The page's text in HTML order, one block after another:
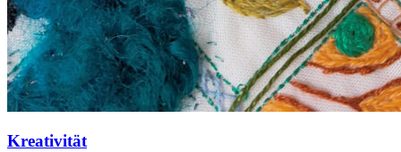
Kreativität